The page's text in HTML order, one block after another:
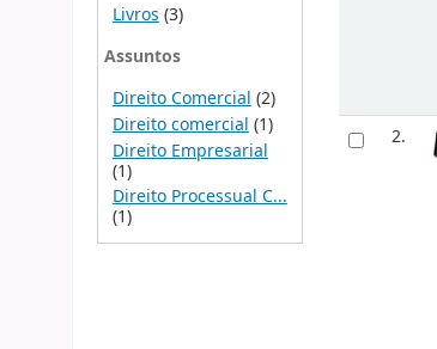
Livros (3)
Assuntos
Direito Comercial (2)
Direito comercial (1)
Direito Empresarial
(1)
Direito Processual C...
(1)
2.